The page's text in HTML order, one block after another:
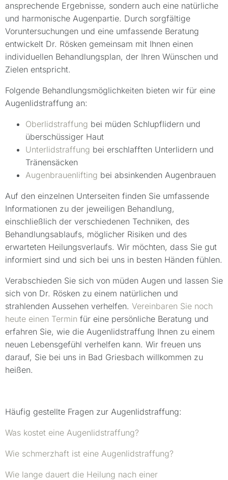
ansprechende Ergebnisse, sondern auch eine natürliche
und harmonische Augenpartie. Durch sorgfältige
Voruntersuchungen und eine umfassende Beratung
entwickelt Dr. Rösken gemeinsam mit Ihnen einen
individuellen Behandlungsplan, der Ihren Wünschen und
Zielen entspricht.
Folgende Behandlungsmöglichkeiten bieten wir für eine
Augenlidstraffung an:
Oberlidstraffung bei müden Schlupflidern und
überschüssiger Haut
Unterlidstraffung bei erschlafften Unterlidern und
Tränensäcken
Augenbrauenlifting bei absinkenden Augenbrauen
Auf den einzelnen Unterseiten finden Sie umfassende
Informationen zu der jeweiligen Behandlung,
einschließlich der verschiedenen Techniken, des
Behandlungsablaufs, möglicher Risiken und des
erwarteten Heilungsverlaufs. Wir möchten, dass Sie gut
informiert sind und sich bei uns in besten Händen fühlen.
Verabschieden Sie sich von müden Augen und lassen Sie
sich von Dr. Rösken zu einem natürlichen und
strahlenden Aussehen verhelfen. Vereinbaren Sie noch
heute einen Termin für eine persönliche Beratung und
erfahren Sie, wie die Augenlidstraffung Ihnen zu einem
neuen Lebensgefühl verhelfen kann. Wir freuen uns
darauf, Sie bei uns in Bad Griesbach willkommen zu
heißen.
Häufig gestellte Fragen zur Augenlidstraffung:
Was kostet eine Augenlidstraffung?
Wie schmerzhaft ist eine Augenlidstraffung?
Wie lange dauert die Heilung nach einer